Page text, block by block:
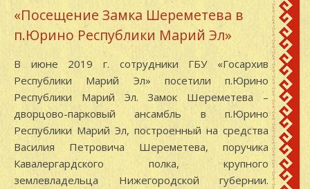
«Посещение Замка Шереметева в
п.Юрино Республики Марий Эл»
В июне 2019 г. сотрудники ГБУ «Госархив
Республики Марий Эл» посетили п.Юрино
Республики Марий Эл. Замок Шереметева –
дворцово-парковый ансамбль в п.Юрино
Республики Марий Эл, построенный на средства
Василия Петровича Шереметева, поручика
Кавалергардского полка, крупного
землевладельца Нижегородской губернии.